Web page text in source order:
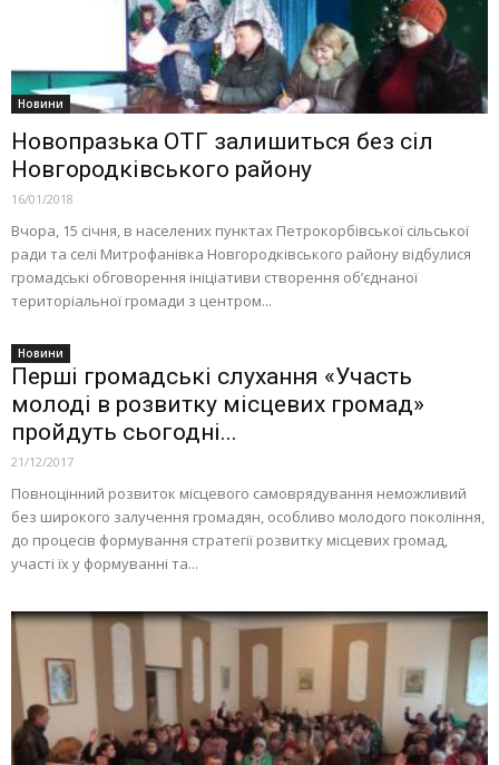
Новини
Новопразька ОТГ залишиться без сіл
Новгородківського району
16/01/2018
Вчора, 15 січня, в населених пунктах Петрокорбівської сільської
ради та селі Митрофанівка Новгородківського району відбулися
громадські обговорення ініціативи створення об’єднаної
територіальної громади з центром...
Новини
Перші громадські слухання «Участь
молоді в розвитку місцевих громад»
пройдуть сьогодні...
21/12/2017
Повноцінний розвиток місцевого самоврядування неможливий
без широкого залучення громадян, особливо молодого покоління,
до процесів формування стратегії розвитку місцевих громад,
участі їх у формуванні та...